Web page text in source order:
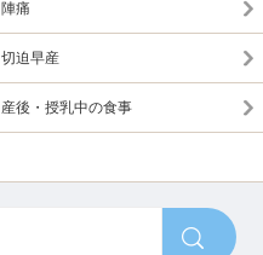
陣痛
切迫早産
産後・授乳中の食事